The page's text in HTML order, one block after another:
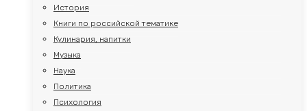
История
Книги по российской тематике
Кулинария, напитки
Музыка
Наука
Политика
Психология